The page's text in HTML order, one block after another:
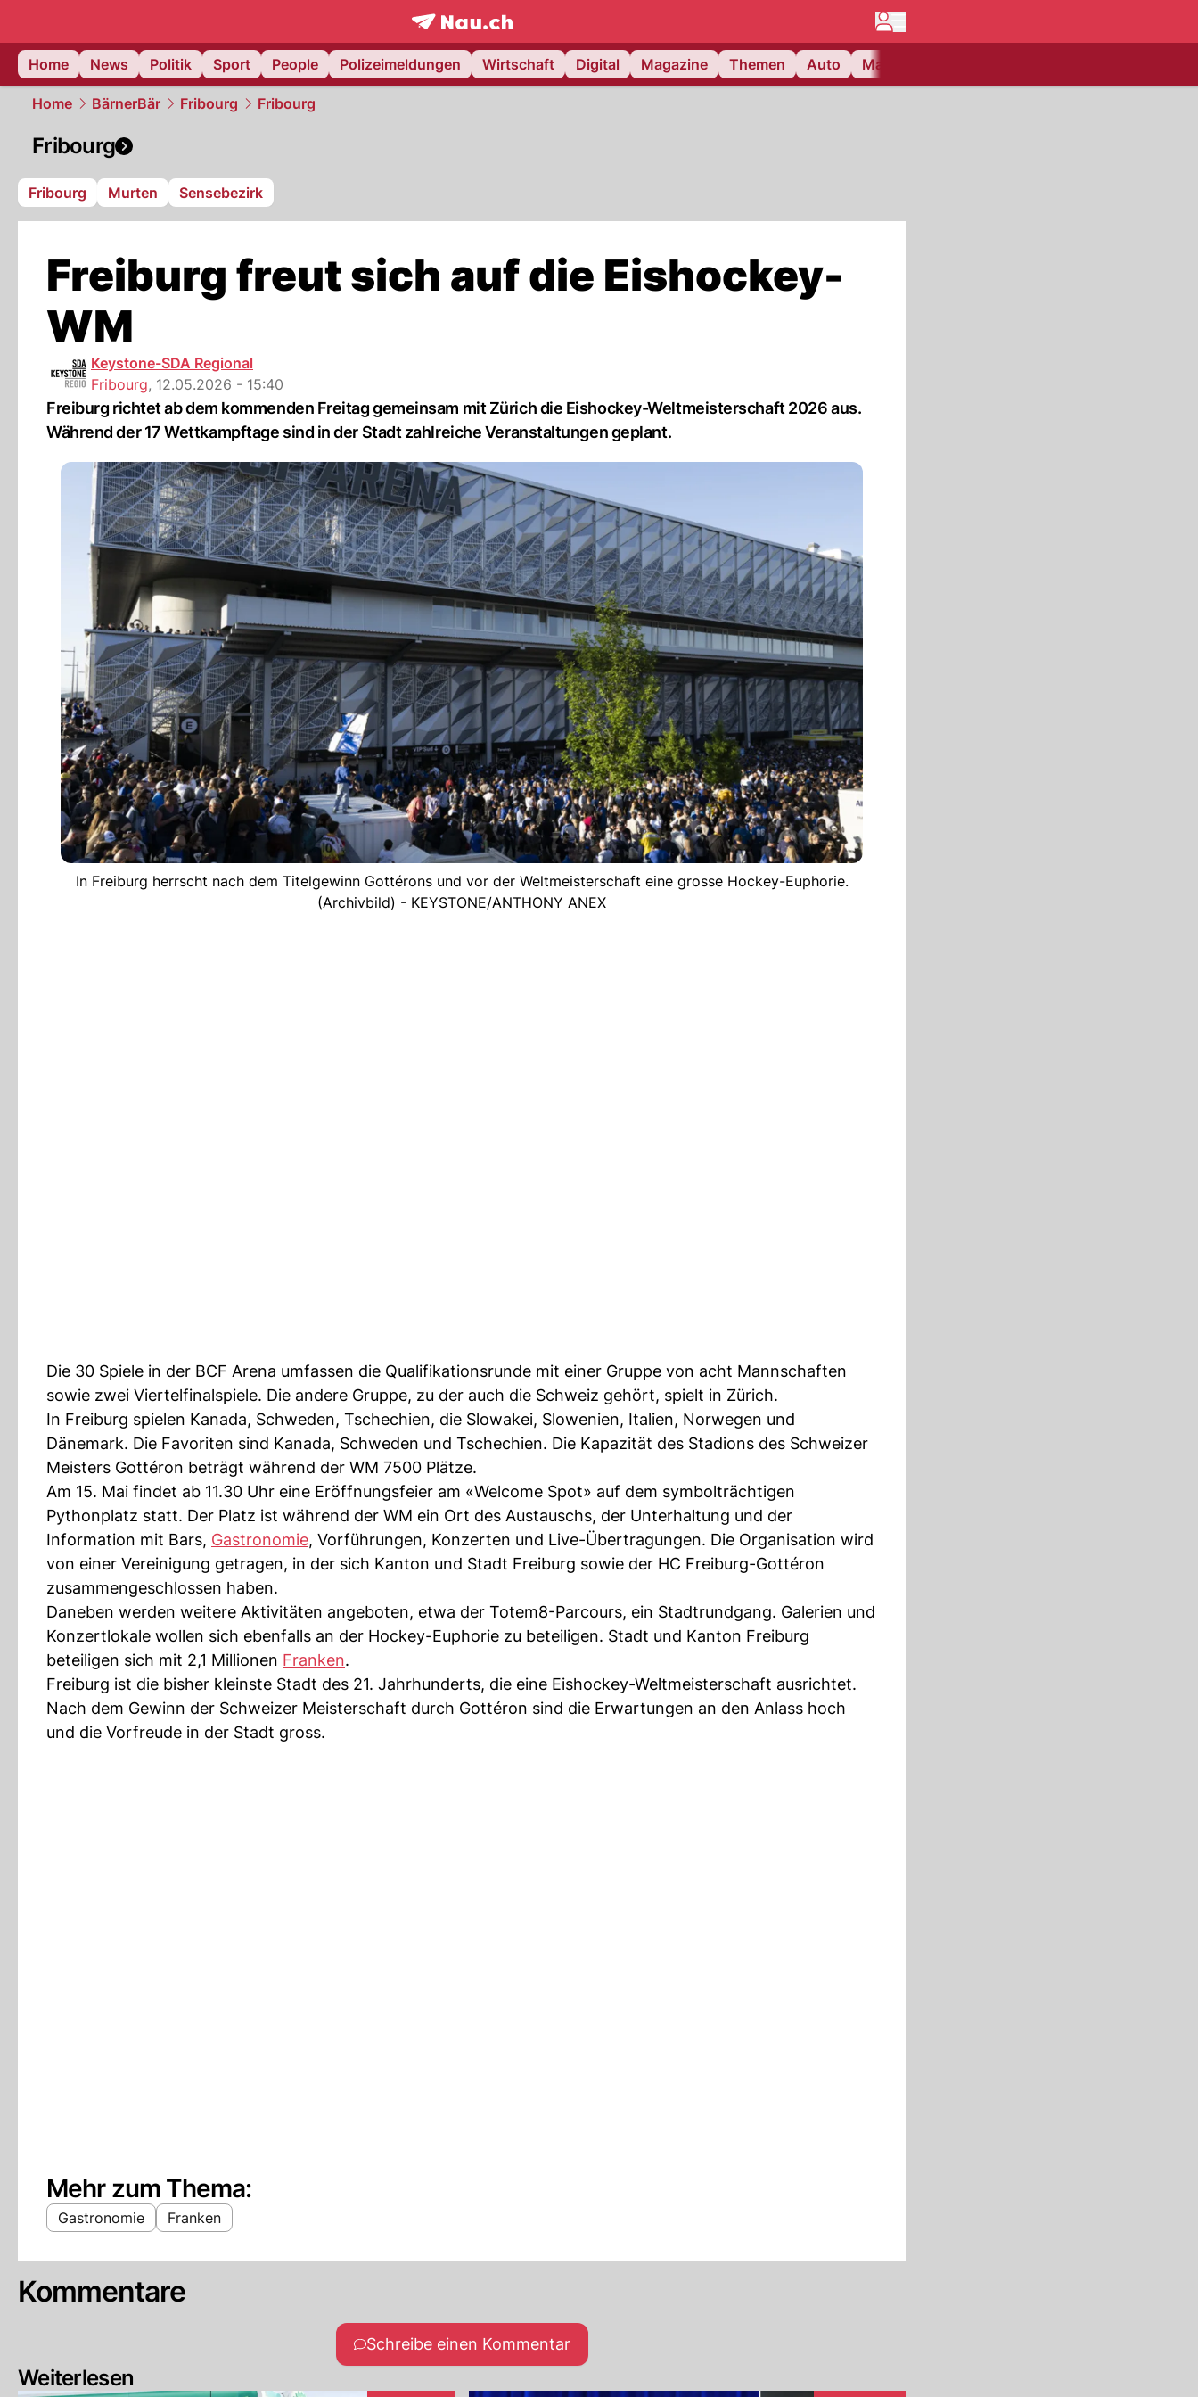
frontpage.NAU.ch
Home
News Politik Sport People Polizeimeldungen Wirtschaft Digital Magazine Themen Auto Matchcenter
Home BärnerBär Fribourg Fribourg
Fribourg
Fribourg Murten Sensebezirk
Freiburg freut sich auf die Eishockey-
WM
Keystone-SDA Regional
Fribourg, 12.05.2026 - 15:40
Freiburg richtet ab dem kommenden Freitag gemeinsam mit Zürich die Eishockey-Weltmeisterschaft 2026 aus.
Während der 17 Wettkampftage sind in der Stadt zahlreiche Veranstaltungen geplant.
In Freiburg herrscht nach dem Titelgewinn Gottérons und vor der Weltmeisterschaft eine grosse Hockey-Euphorie.
(Archivbild) - KEYSTONE/ANTHONY ANEX
Die 30 Spiele in der BCF Arena umfassen die Qualifikationsrunde mit einer Gruppe von acht Mannschaften
sowie zwei Viertelfinalspiele. Die andere Gruppe, zu der auch die Schweiz gehört, spielt in Zürich.
In Freiburg spielen Kanada, Schweden, Tschechien, die Slowakei, Slowenien, Italien, Norwegen und
Dänemark. Die Favoriten sind Kanada, Schweden und Tschechien. Die Kapazität des Stadions des Schweizer
Meisters Gottéron beträgt während der WM 7500 Plätze.
Am 15. Mai findet ab 11.30 Uhr eine Eröffnungsfeier am «Welcome Spot» auf dem symbolträchtigen
Pythonplatz statt. Der Platz ist während der WM ein Ort des Austauschs, der Unterhaltung und der
Information mit Bars, Gastronomie, Vorführungen, Konzerten und Live-Übertragungen. Die Organisation wird
von einer Vereinigung getragen, in der sich Kanton und Stadt Freiburg sowie der HC Freiburg-Gottéron
zusammengeschlossen haben.
Daneben werden weitere Aktivitäten angeboten, etwa der Totem8-Parcours, ein Stadtrundgang. Galerien und
Konzertlokale wollen sich ebenfalls an der Hockey-Euphorie zu beteiligen. Stadt und Kanton Freiburg
beteiligen sich mit 2,1 Millionen Franken.
Freiburg ist die bisher kleinste Stadt des 21. Jahrhunderts, die eine Eishockey-Weltmeisterschaft ausrichtet.
Nach dem Gewinn der Schweizer Meisterschaft durch Gottéron sind die Erwartungen an den Anlass hoch
und die Vorfreude in der Stadt gross.
Mehr zum Thema:
Gastronomie Franken
Kommentare
Schreibe einen Kommentar
Weiterlesen